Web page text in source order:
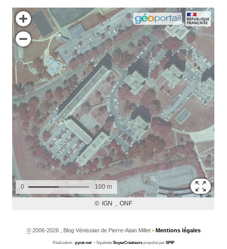
©2006-2026 , Blog Vénissian de Pierre-Alain Millet • Mentions légales
Réalisation : pyrat.net • Squelette SoyezCréateurs propulsé par SPIP